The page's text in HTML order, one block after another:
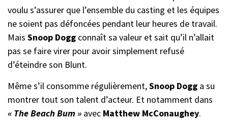
voulu s’assurer que l’ensemble du casting et les équipes
ne soient pas défoncées pendant leur heures de travail.
Mais Snoop Dogg connaît sa valeur et sait qu’il n’allait
pas se faire virer pour avoir simplement refusé
d’éteindre son Blunt.
Même s’il consomme régulièrement,Snoop Dogg a su
montrer tout son talent d’acteur. Et notamment dans
« The Beach Bum » avec Matthew McConaughey.